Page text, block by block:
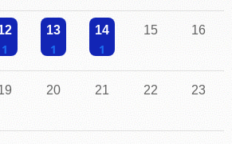
Einzelne Veranstaltung
13 14 15 16
20 21 22 23